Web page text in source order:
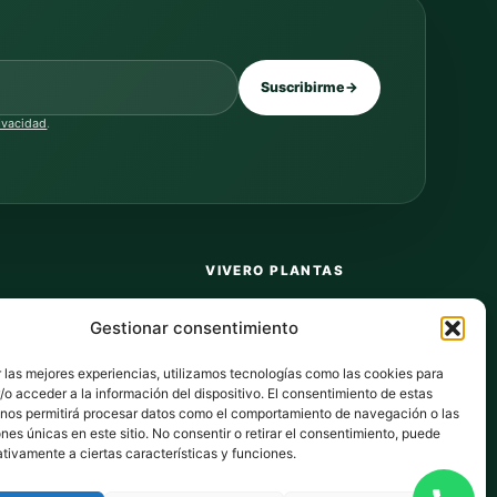
Gestionar consentimiento
las mejores experiencias, utilizamos tecnologías como las cookies para
o acceder a la información del dispositivo. El consentimiento de estas
permitirá procesar datos como el comportamiento de navegación o las
únicas en este sitio. No consentir o retirar el consentimiento, puede
a ciertas características y funciones.
Suscribirme→
.
VIVERO PLANTAS
Privacidad
Cookies